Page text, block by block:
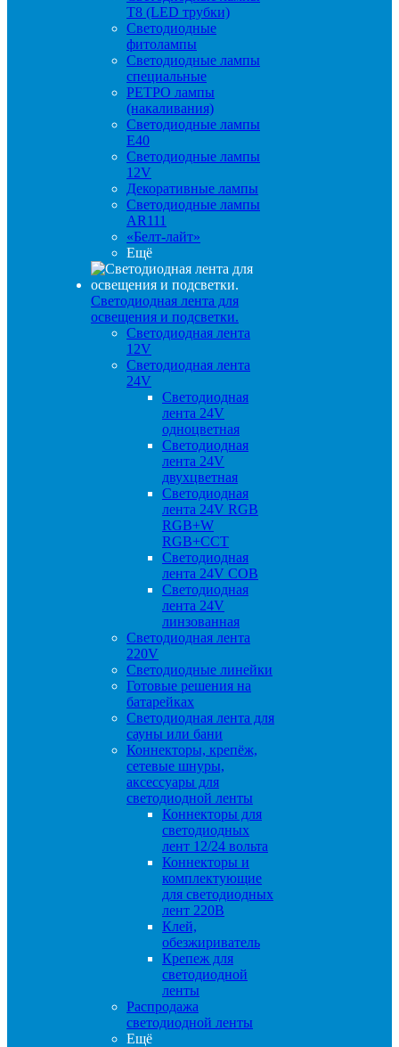
Т8 (LED трубки)
Светодиодные
фитолампы
Светодиодные лампы
специальные
РЕТРО лампы
(накаливания)
Светодиодные лампы
E40
Светодиодные лампы
12V
Декоративные лампы
Светодиодные лампы
AR111
«Белт-лайт»
Ещё
Светодиодная лента для
освещения и подсветки.
Светодиодная лента
12V
Светодиодная лента
24V
Светодиодная
лента 24V
одноцветная
Светодиодная
лента 24V
двухцветная
Светодиодная
лента 24V RGB
RGB+W
RGB+CCT
Светодиодная
лента 24V COB
Светодиодная
лента 24V
линзованная
Светодиодная лента
220V
Светодиодные линейки
Готовые решения на
батарейках
Светодиодная лента для
сауны или бани
Коннекторы, крепёж,
сетевые шнуры,
аксессуары для
светодиодной ленты
Коннекторы для
светодиодных
лент 12/24 вольта
Коннекторы и
комплектующие
для светодиодных
лент 220В
Клей,
обезжириватель
Крепеж для
светодиодной
ленты
Распродажа
светодиодной ленты
Ещё